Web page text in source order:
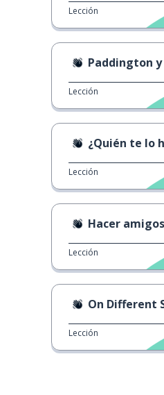
Lección
Paddington y
Lección
¿Quién te lo
Lección
Hacer
Lección
On Different
Lección